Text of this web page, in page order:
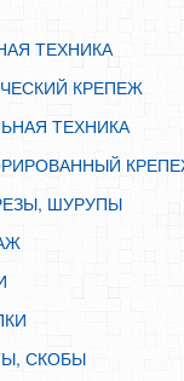
ОЧИСТИТЕЛЬ
ТЕХНИКА
КРЕПЕЖ
ТЕХНИКА
ШУРУПЫ
СКОБЫ